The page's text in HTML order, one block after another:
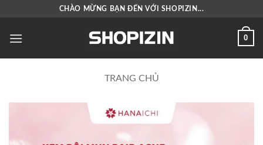
nội
CHÀO MỪNG BẠN ĐẾN VỚI SHOPIZIN...
0
TRANG CHỦ